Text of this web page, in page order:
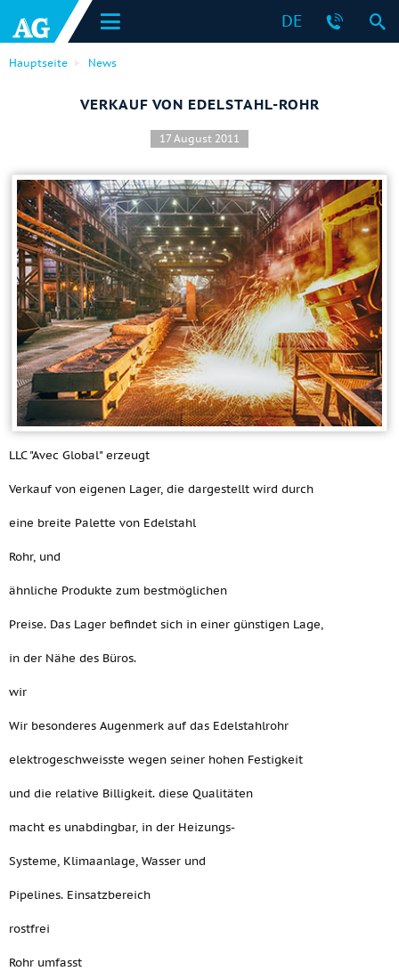
DE
Hauptseite News
VERKAUF VON EDELSTAHL-ROHR
17 August 2011
LLC "Avec Global" erzeugt
Verkauf von eigenen Lager, die dargestellt wird durch
eine breite Palette von Edelstahl
Rohr, und
ähnliche Produkte zum bestmöglichen
Preise. Das Lager befindet sich in einer günstigen Lage,
in der Nähe des Büros.
wir
Wir besonderes Augenmerk auf das Edelstahlrohr
elektrogeschweisste wegen seiner hohen Festigkeit
und die relative Billigkeit. diese Qualitäten
macht es unabdingbar, in der Heizungs-
Systeme, Klimaanlage, Wasser und
Pipelines. Einsatzbereich
rostfrei
Rohr umfasst